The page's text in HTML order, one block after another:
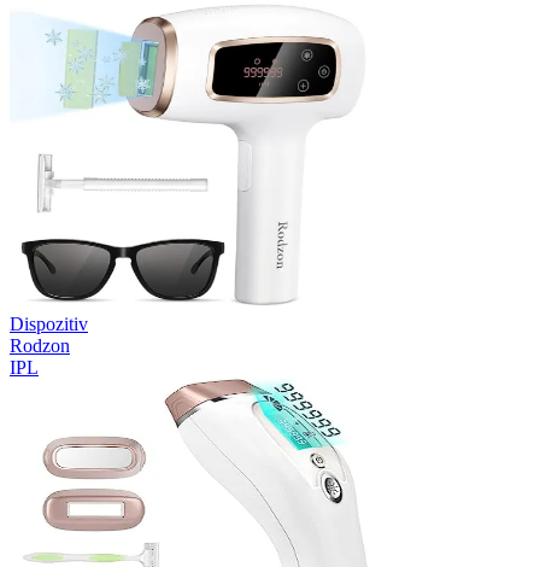
Dispozitiv
Rodzon
IPL